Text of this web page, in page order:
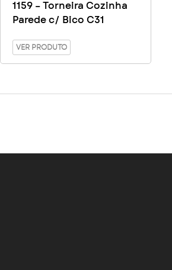
1159 – Torneira Cozinha
Parede c/ Bico C31
VER PRODUTO